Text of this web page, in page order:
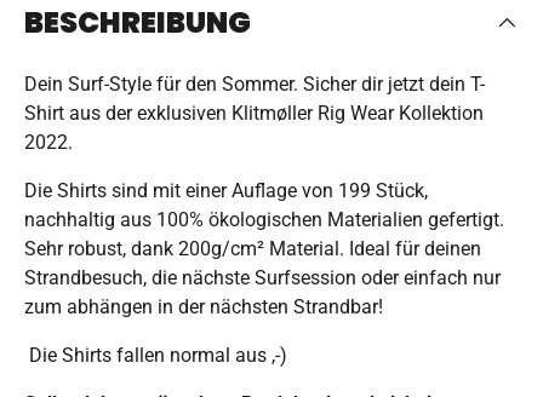
BESCHREIBUNG
Dein Surf-Style für den Sommer. Sicher dir jetzt dein T-
Shirt aus der exklusiven Klitmøller Rig Wear Kollektion
2022.
Die Shirts sind mit einer Auflage von 199 Stück,
nachhaltig aus 100% ökologischen Materialien gefertigt.
Sehr robust, dank 200g/cm² Material. Ideal für deinen
Strandbesuch, die nächste Surfsession oder einfach nur
zum abhängen in der nächsten Strandbar!
Die Shirts fallen normal aus ,-)